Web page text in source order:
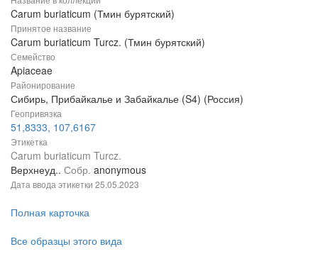
Carum buriaticum (Тмин бурятский)
Принятое название
Carum buriaticum Turcz. (Тмин бурятский)
Семейство
Apiaceae
Районирование
Сибирь, Прибайкалье и Забайкалье (S4) (Россия)
Геопривязка
51,8333, 107,6167
Этикетка
Carum buriaticum Turcz.
Верхнеуд.. Собр. anonymous
Дата ввода этикетки 25.05.2023
Полная карточка
Все образцы этого вида